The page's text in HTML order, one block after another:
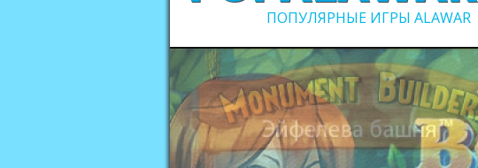
ПОПУЛЯРНЫЕ ИГРЫ ALAWAR